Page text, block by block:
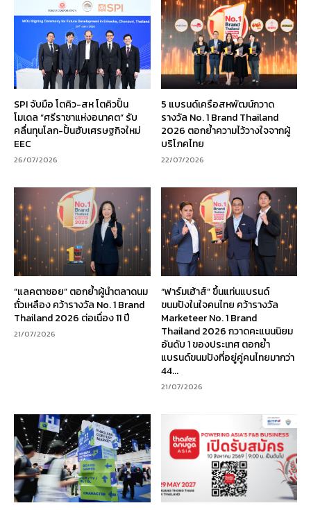
SPI จับมือ โตคิว-สห โตคิวปั้น
โมเดล “ศรีราชาแห่งอนาคต” รับ
คลื่นทุนโลก-ปั้นฮับเศรษฐกิจใหม่
EEC
26/07/2026
5 แบรนด์เครือสหพัฒน์กวาด
รางวัล No. 1 Brand Thailand
2026 ตอกย้ำความไว้วางใจจากผู้
บริโภคไทย
22/07/2026
“แลคตาซอย” ตอกย้ำผู้นำตลาดนม
ถั่วเหลือง คว้ารางวัล No. 1 Brand
Thailand 2026 ต่อเนื่อง 11 ปี
21/07/2026
“ฟาร์มเฮ้าส์” ขึ้นแท่นแบรนด์
ขนมปังในใจคนไทย คว้ารางวัล
Marketeer No. 1 Brand
Thailand 2026 กวาดคะแนนนิยม
อันดับ 1 ของประเทศ ตอกย้ำ
แบรนด์ขนมปังที่อยู่คู่คนไทยมากว่า
44...
21/07/2026